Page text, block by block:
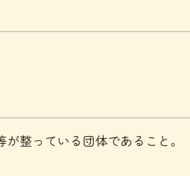
整っている団体であること。